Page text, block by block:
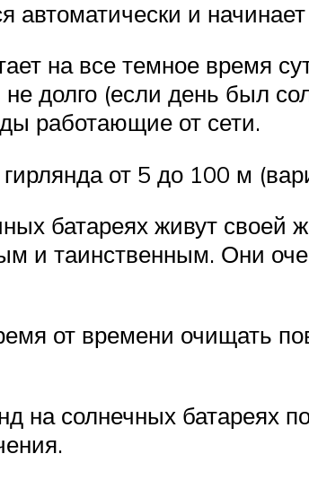
автоматически и
на все темное время
не долго (если день был
работающие от сети.
от 5 до 100 м
батареях живут
и таинственным. Они
от времени очищать
на солнечных батареях